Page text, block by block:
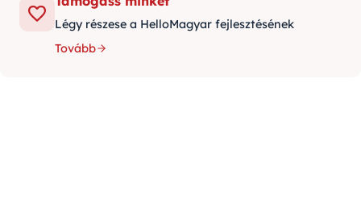
Légy részese a HelloMagyar fejlesztésének
Tovább